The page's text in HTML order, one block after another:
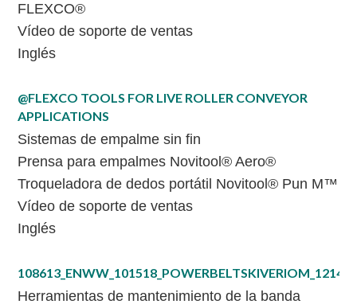
FLEXCO®
Vídeo de soporte de ventas
Inglés
@FLEXCO TOOLS FOR LIVE ROLLER CONVEYOR
APPLICATIONS
Sistemas de empalme sin fin
Prensa para empalmes Novitool® Aero®
Troqueladora de dedos portátil Novitool® Pun M™
Vídeo de soporte de ventas
Inglés
Herramientas de mantenimiento de la banda